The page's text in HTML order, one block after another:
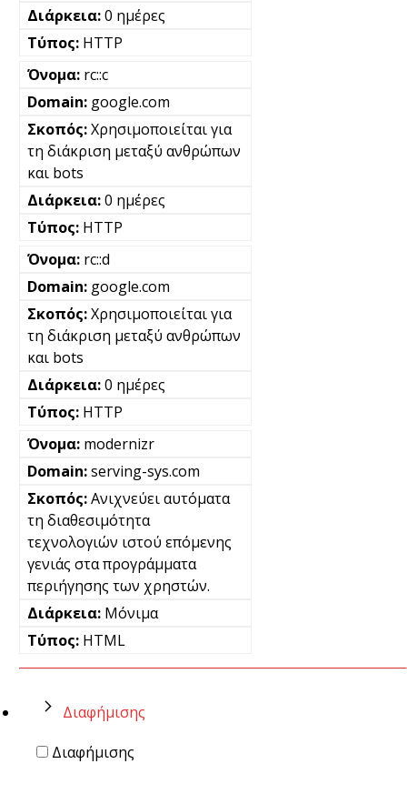
0 ημέρες
HTTP
rc::c
google.com
Χρησιμοποιείται για
τη διάκριση μεταξύ ανθρώπων
και bots
0 ημέρες
HTTP
rc::d
google.com
Χρησιμοποιείται για
τη διάκριση μεταξύ ανθρώπων
και bots
0 ημέρες
HTTP
modernizr
serving-sys.com
Ανιχνεύει αυτόματα
τη διαθεσιμότητα
τεχνολογιών ιστού επόμενης
γενιάς στα προγράμματα
περιήγησης των χρηστών.
Μόνιμα
HTML
Διαφήμισης
Διαφήμισης